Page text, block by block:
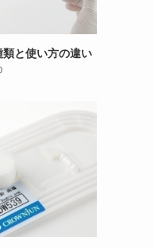
と使い方の違い